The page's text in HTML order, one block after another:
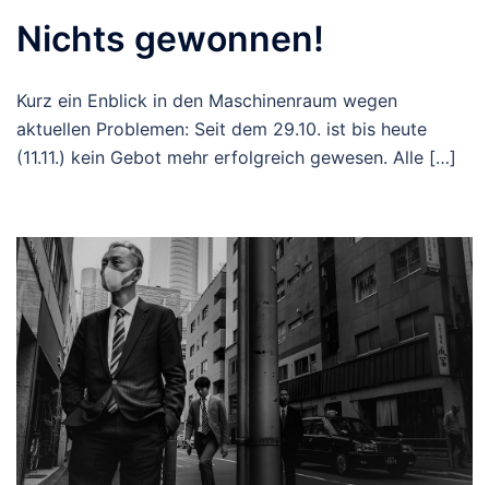
Nichts gewonnen!
Kurz ein Enblick in den Maschinenraum wegen
aktuellen Problemen: Seit dem 29.10. ist bis heute
(11.11.) kein Gebot mehr erfolgreich gewesen. Alle […]